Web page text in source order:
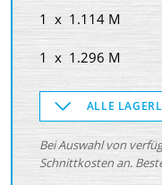
1 x 1.114 M
1 x 1.296 M
ALLE
Bei Auswahl von
Schnittkosten an.